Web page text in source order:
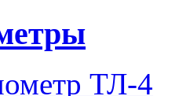
ТЛ-4